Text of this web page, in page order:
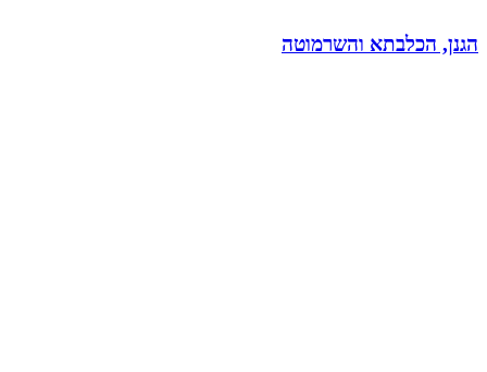
הגנן, הכלבתא והשרמוטה